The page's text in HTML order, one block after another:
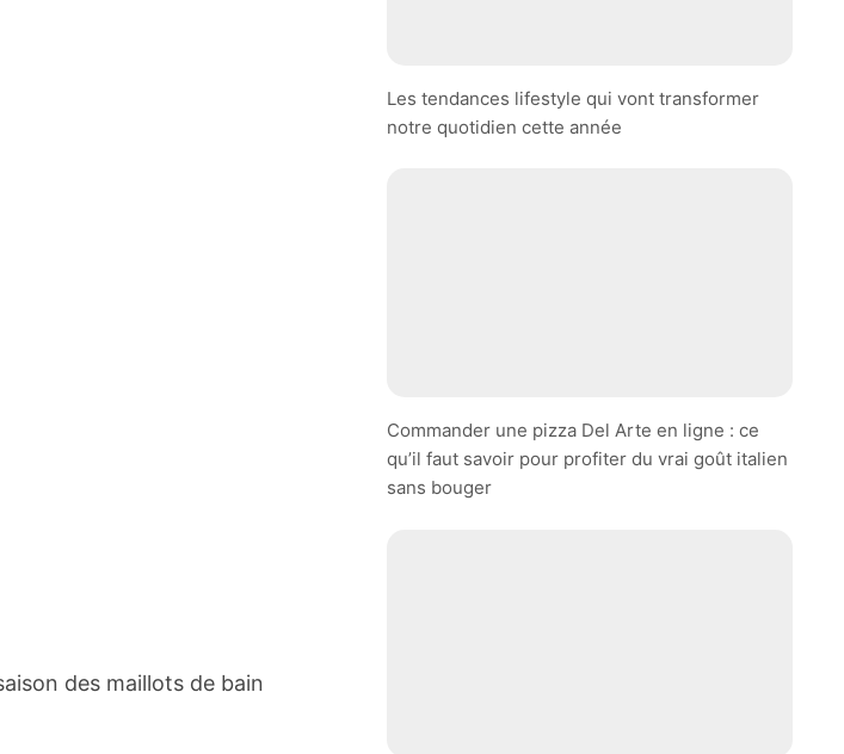
des maillots de bain
Les tendances lifestyle qui vont transformer
notre quotidien cette année
Commander une pizza Del Arte en ligne : ce
qu’il faut savoir pour profiter du vrai goût italien
sans bouger